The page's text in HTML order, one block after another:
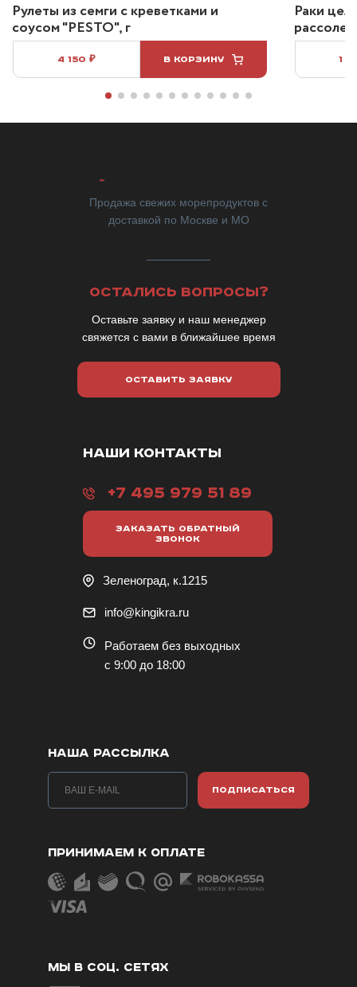
Рулеты из семги с креветками и
соусом "PESTO", г
4 150 ₽ В КОРЗИНУ
Раки
рассоле
1
Продажа свежих морепродуктов с
доставкой по Москве и МО
ОСТАЛИСЬ ВОПРОСЫ?
Оставьте заявку и наш менеджер
свяжется с вами в ближайшее время
ОСТАВИТЬ ЗАЯВКУ
НАШИ КОНТАКТЫ
+7 495 979 51 89
ЗАКАЗАТЬ ОБРАТНЫЙ
ЗВОНОК
Зеленоград, к.1215
info@kingikra.ru
Работаем без выходных
с 9:00 до 18:00
НАША РАССЫЛКА
ПОДПИСАТЬСЯ
ПРИНИМАЕМ К ОПЛАТЕ
МЫ В СОЦ. СЕТЯХ